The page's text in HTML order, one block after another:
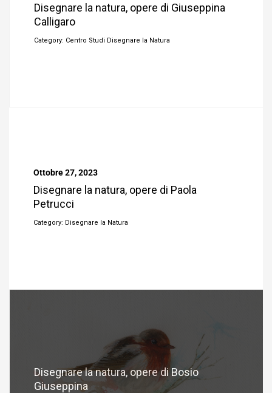
Disegnare la natura, opere di Giuseppina
Calligaro
Category: Centro Studi Disegnare la Natura
Ottobre 27, 2023
Disegnare la natura, opere di Paola
Petrucci
Category: Disegnare la Natura
Disegnare la natura, opere di Bosio
Giuseppina